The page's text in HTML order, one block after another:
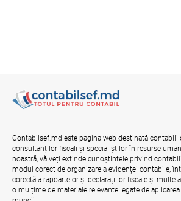
Contabilsef.md este pagina web destinată
consultanților fiscali și specialiștilor în resurse
noastră, vă veți extinde cunoștințele privind
modul corect de organizare a evidenței contabile,
corectă a rapoartelor și declarațiilor fiscale și multe
o mulțime de materiale relevante legate de